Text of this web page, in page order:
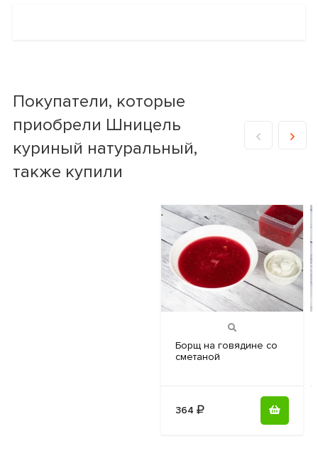
Покупатели, которые
приобрели Шницель
куриный натуральный,
также купили
Боpщ на говядине со
сметаной
364